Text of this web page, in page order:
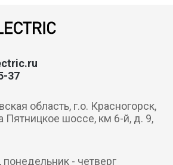
37
область, г.о. Красногорск,
Пятницкое шоссе, км 6-й, д. 9,
понедельник - четверг